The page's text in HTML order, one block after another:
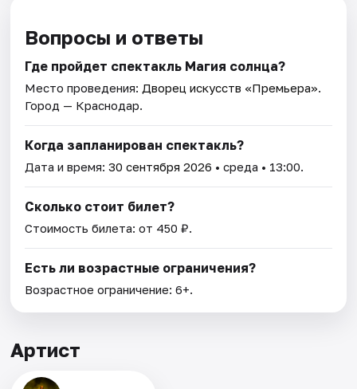
Вопросы и ответы
Где пройдет спектакль Магия солнца?
Место проведения: Дворец искусств «Премьера».
Город — Краснодар.
Когда запланирован спектакль?
Дата и время:30 сентября 2026 • среда • 13:00.
Сколько стоит билет?
Стоимость билета: от 450 ₽.
Есть ли возрастные ограничения?
Возрастное ограничение: 6+.
Артист